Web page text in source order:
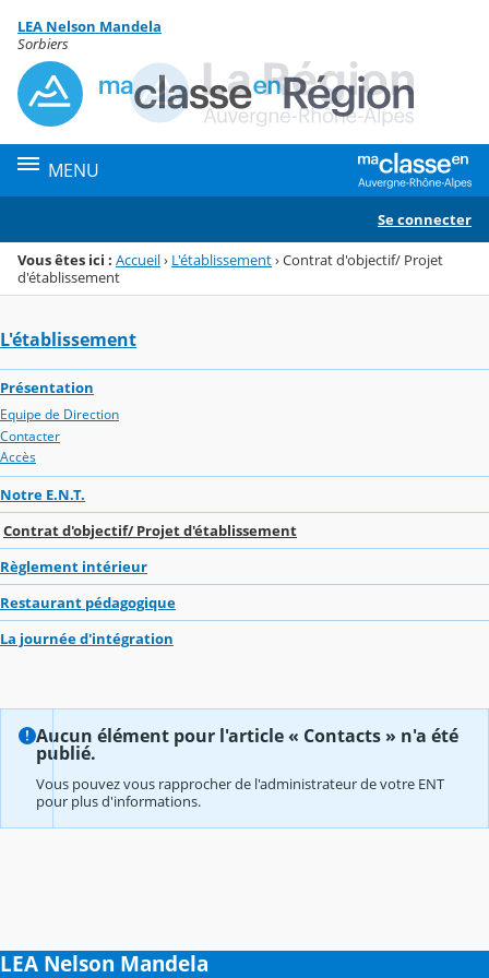
Menu de la rubrique
Contenu
LEA Nelson Mandela
Sorbiers
MENU
Se connecter
Vous êtes ici : Accueil› L'établissement›Contrat d'objectif/ Projet
d'établissement
L'établissement
Présentation
Equipe de Direction
Contacter
Accès
Notre E.N.T.
Contrat d'objectif/ Projet d'établissement
Règlement intérieur
Restaurant pédagogique
La journée d'intégration
Aucun élément pour l'article « Contacts » n'a été
publié.
Vous pouvez vous rapprocher de l'administrateur de votre ENT
pour plus d'informations.
LEA Nelson Mandela